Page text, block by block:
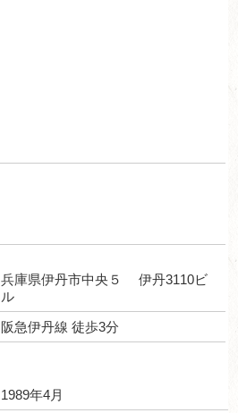
兵庫県伊丹市中央５ 伊丹3110ビ
ル
阪急伊丹線 徒歩3分
1989年4月